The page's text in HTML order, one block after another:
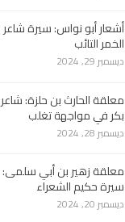
أشعار أبو نواس: سيرة شاعر
الخمر التائب
ديسمبر 29, 2024
معلقة الحارث بن حلزة: شاعر
بكر في مواجهة تغلب
ديسمبر 28, 2024
معلقة زهير بن أبي سلمى:
سيرة حكيم الشعراء
ديسمبر 20, 2024